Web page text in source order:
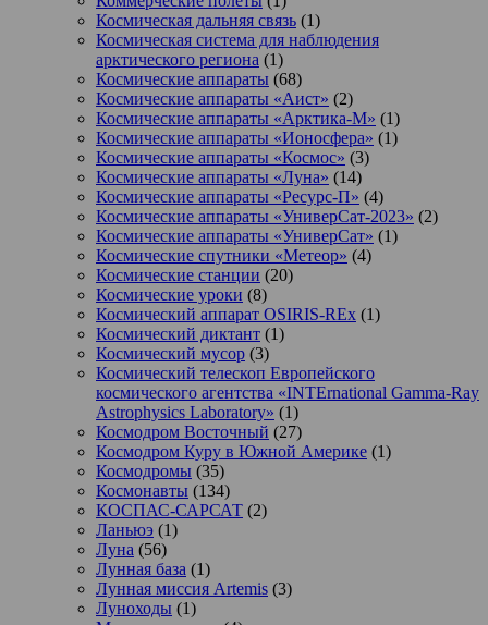
Космическая дальняя связь (1)
Космическая система для наблюдения
арктического региона (1)
Космические аппараты (68)
Космические аппараты «Аист» (2)
Космические аппараты «Арктика-М» (1)
Космические аппараты «Ионосфера» (1)
Космические аппараты «Космос» (3)
Космические аппараты «Луна» (14)
Космические аппараты «Ресурс-П» (4)
Космические аппараты «УниверСат-2023» (2)
Космические аппараты «УниверСат» (1)
Космические спутники «Метеор» (4)
Космические станции (20)
Космические уроки (8)
Космический аппарат OSIRIS-REx (1)
Космический диктант (1)
Космический мусор (3)
Космический телескоп Европейского
космического агентства «INTErnational Gamma-Ray
Astrophysics Laboratory» (1)
Космодром Восточный (27)
Космодром Куру в Южной Америке (1)
Космодромы (35)
Космонавты (134)
КОСПАС-САРСАТ (2)
Ланьюэ (1)
Луна (56)
Лунная база (1)
Лунная миссия Artemis (3)
Луноходы (1)